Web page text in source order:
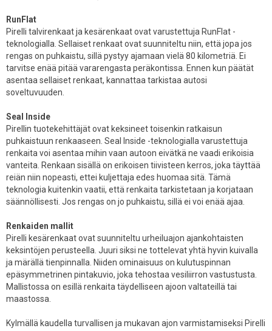
RunFlat
Pirelli talvirenkaat ja kesärenkaat ovat varustettuja RunFlat -
teknologialla. Sellaiset renkaat ovat suunniteltu niin, että jopa jos
rengas on puhkaistu, sillä pystyy ajamaan vielä 80 kilometriä. Ei
tarvitse enää pitää vararengasta peräkontissa. Ennen kun päätät
asentaa sellaiset renkaat, kannattaa tarkistaa autosi
soveltuvuuden.
Seal Inside
Pirellin tuotekehittäjät ovat keksineet toisenkin ratkaisun
puhkaistuun renkaaseen. Seal Inside -teknologialla varustettuja
renkaita voi asentaa mihin vaan autoon eivätkä ne vaadi erikoisia
vanteita. Renkaan sisällä on erikoisen tiivisteen kerros, joka täyttää
reiän niin nopeasti, ettei kuljettaja edes huomaa sitä. Tämä
teknologia kuitenkin vaatii, että renkaita tarkistetaan ja korjataan
säännöllisesti. Jos rengas on jo puhkaistu, sillä ei voi enää ajaa.
Renkaiden mallit
Pirelli kesärenkaat ovat suunniteltu urheiluajon ajankohtaisten
keksintöjen perusteella. Juuri siksi ne tottelevat yhtä hyvin kuivalla
ja märällä tienpinnalla. Niiden ominaisuus on kulutuspinnan
epäsymmetrinen pintakuvio, joka tehostaa vesiliirron vastustusta.
Mallistossa on esillä renkaita täydelliseen ajoon valtateillä tai
maastossa.
Kylmällä kaudella turvallisen ja mukavan ajon varmistamiseksi Pirelli